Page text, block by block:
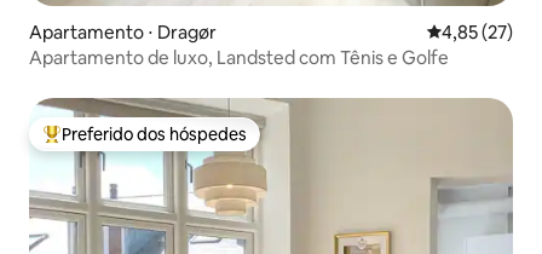
Apartamento ⋅ Dragør 4,85 de uma
4,85 (27)
Apartamento de luxo, Landsted com Tênis e Golfe
Entre os melhores preferidos dos hóspedes
Preferido dos hóspedes